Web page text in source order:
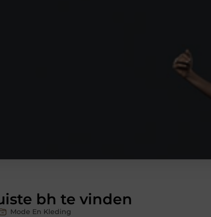
bh te vinden
Mode En Kleding